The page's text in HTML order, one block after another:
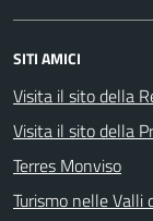
SITI AMICI
Visita il sito della
Visita il sito della
Terres Monviso
Turismo nelle Valli